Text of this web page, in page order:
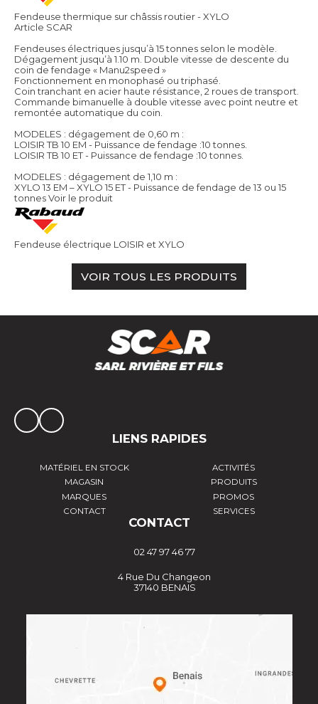
Fendeuse thermique sur châssis routier - XYLO
Article SCAR
Fendeuses électriques jusqu’à 15 tonnes selon le modèle.
Dégagement jusqu’à 1.10 m. Double vitesse de descente du
coin de fendage « Manu2speed »
Fonctionnement en monophasé ou triphasé.
Coin tranchant en acier haute résistance, 2 roues de transport.
Commande bimanuelle à double vitesse avec point neutre et
remontée automatique du coin.
MODELES : dégagement de 0,60 m :
LOISIR TB 10 EM - Puissance de fendage :10 tonnes.
LOISIR TB 10 ET - Puissance de fendage :10 tonnes.
MODELES : dégagement de 1,10 m :
XYLO 13 EM – XYLO 15 ET - Puissance de fendage de 13 ou 15
tonnesVoir le produit
Fendeuse électrique LOISIR et XYLO
VOIR TOUS LES PRODUITS
LIENS RAPIDES
MATÉRIEL EN STOCK
ACTIVITÉS
MAGASIN
PRODUITS
MARQUES
PROMOS
CONTACT
SERVICES
CONTACT
02 47 97 46 77
4 Rue Du Changeon
37140 BENAIS